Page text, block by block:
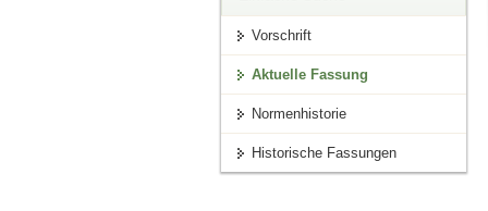
Vorschrift
Aktuelle Fassung
Normenhistorie
Historische Fassungen